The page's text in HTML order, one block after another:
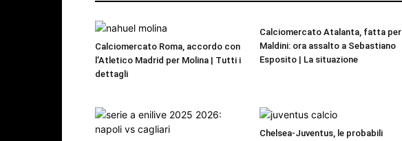
Calciomercato Roma, accordo con
l’Atletico Madrid per Molina | Tutti i
dettagli
Calciomercato Atalanta, fatta per
Maldini: ora assalto a Sebastiano
Esposito | La situazione
Chelsea-Juventus, le probabili